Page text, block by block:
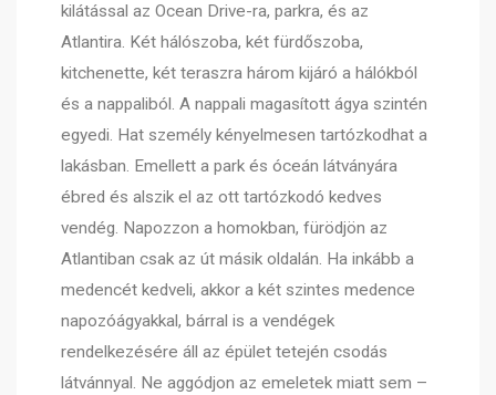
kilátással az Ocean Drive-ra, parkra, és az
Atlantira. Két hálószoba, két fürdőszoba,
kitchenette, két teraszra három kijáró a hálókból
és a nappaliból. A nappali magasított ágya szintén
egyedi. Hat személy kényelmesen tartózkodhat a
lakásban. Emellett a park és óceán látványára
ébred és alszik el az ott tartózkodó kedves
vendég. Napozzon a homokban, fürödjön az
Atlantiban csak az út másik oldalán. Ha inkább a
medencét kedveli, akkor a két szintes medence
napozóágyakkal, bárral is a vendégek
rendelkezésére áll az épület tetején csodás
látvánnyal. Ne aggódjon az emeletek miatt sem –